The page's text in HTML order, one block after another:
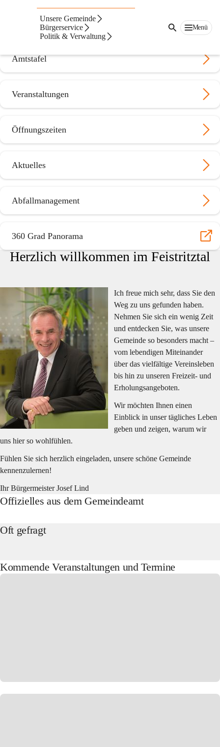
Unsere Gemeinde
Bürgerservice
Politik & Verwaltung
Menü
und
mehr...
Amtstafel
Veranstaltungen
Öffnungszeiten
Aktuelles
Abfallmanagement
360 Grad Panorama
Herzlich willkommen im Feistritztal
Ich freue mich sehr, dass Sie den
Weg zu uns gefunden haben.
Nehmen Sie sich ein wenig Zeit
und entdecken Sie, was unsere
Gemeinde so besonders macht –
vom lebendigen Miteinander
über das vielfältige Vereinsleben
bis hin zu unseren Freizeit- und
Erholungsangeboten.
Wir möchten Ihnen einen
Einblick in unser tägliches Leben
geben und zeigen, warum wir
uns hier so wohlfühlen.
Fühlen Sie sich herzlich eingeladen, unsere schöne Gemeinde
kennenzulernen!
Ihr Bürgermeister Josef Lind
Offizielles aus dem Gemeindeamt
Oft gefragt
Kommende Veranstaltungen und Termine